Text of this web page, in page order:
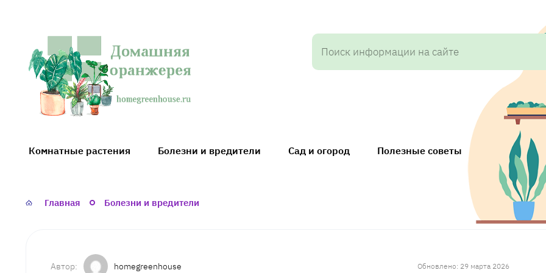
Домашняя
оранжерея
Комнатные растения Болезни и вредители Сад и огород Полезные советы
Главная Болезни и вредители
homegreenhouse Обновлено: 29 марта 2026